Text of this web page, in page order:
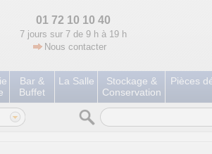
01 72 10 10 40
7 jours sur 7 de 9 h à 19 h
Nous contacter
Bar &
Buffet
La Salle
Stockage &
Conservation
Pièces